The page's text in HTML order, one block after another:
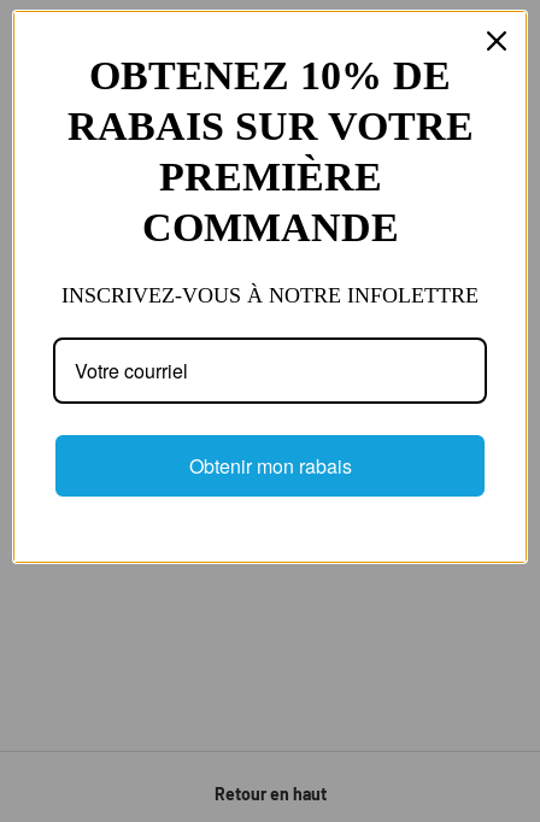
Livraisons et expéditions
Partager:
Description
Retour en haut
OBTENEZ 10% DE
RABAIS SUR VOTRE
PREMIÈRE
COMMANDE
INSCRIVEZ-VOUS À NOTRE
INFOLETTRE
Obtenir mon rabais